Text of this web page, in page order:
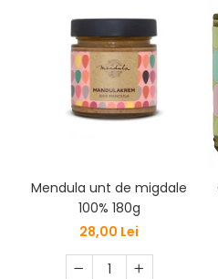
Mendula unt de migdale
100% 180g
28,00 Lei